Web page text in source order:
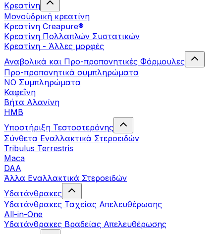
Κρεατίνη
Μονοϋδρική κρεατίνη
Κρεατίνη Creapure®
Κρεατίνη Πολλαπλών Συστατικών
Κρεατίνη - Άλλες μορφές
Αναβολικά και Προ-προπονητικές Φόρμουλες
Προ-προπονητικά συμπληρώματα
ΝΟ Συμπληρώματα
Καφεΐνη
Βήτα Αλανίνη
HMB
Υποστήριξη Τεστοστερόνης
Σύνθετα Εναλλακτικά Στεροειδών
Tribulus Terrestris
Maca
DAA
Άλλα Εναλλακτικά Στεροειδών
Υδατάνθρακες
Υδατάνθρακες Ταχείας Απελευθέρωσης
All-in-One
Υδατάνθρακες Βραδείας Απελευθέρωσης